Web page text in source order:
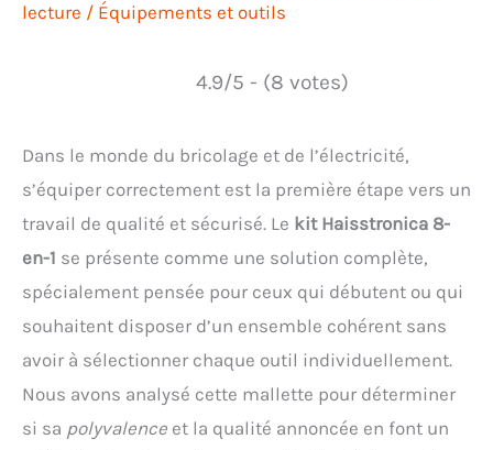
lecture / Équipements et outils
4.9/5 - (8 votes)
Dans le monde du bricolage et de l’électricité,
s’équiper correctement est la première étape vers un
travail de qualité et sécurisé. Le kit Haisstronica 8-
en-1 se présente comme une solution complète,
spécialement pensée pour ceux qui débutent ou qui
souhaitent disposer d’un ensemble cohérent sans
avoir à sélectionner chaque outil individuellement.
Nous avons analysé cette mallette pour déterminer
si sa polyvalence et la qualité annoncée en font un